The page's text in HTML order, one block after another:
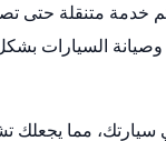
خدمة متنقلة حتى
وصيانة
مما يجعلك